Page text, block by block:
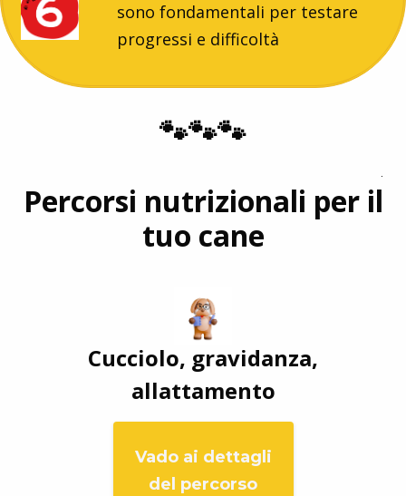
sono fondamentali per testare
progressi e difficoltà
🐾🐾🐾
.
Percorsi nutrizionali per il
tuo cane
Cucciolo, gravidanza,
allattamento
Vado ai dettagli
del percorso